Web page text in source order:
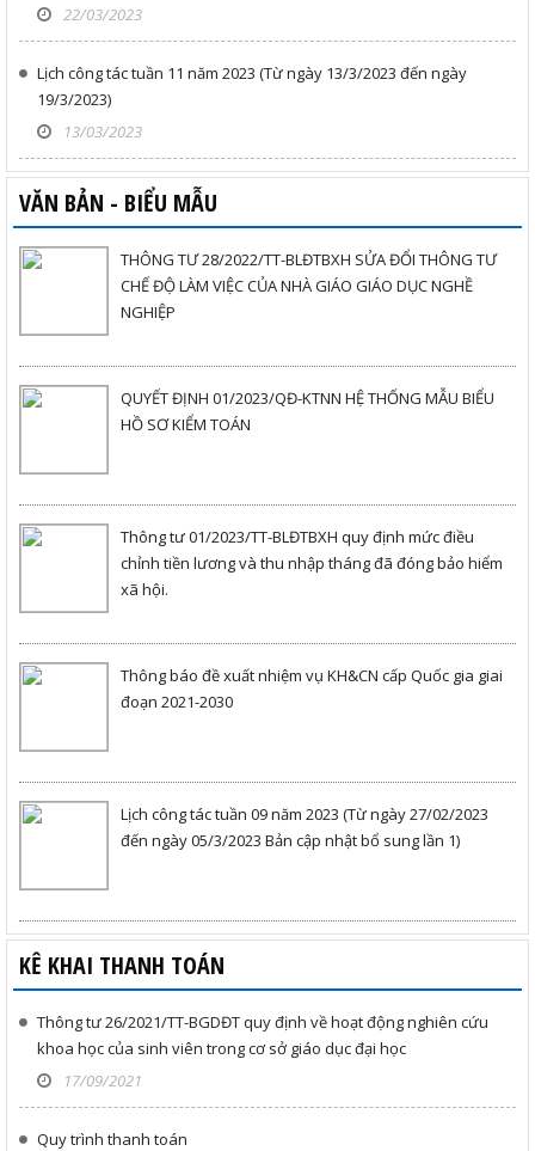
22/03/2023
Lịch công tác tuần 11 năm 2023 (Từ ngày 13/3/2023 đến ngày
19/3/2023)
13/03/2023
VĂN BẢN - BIỂU MẪU
THÔNG TƯ 28/2022/TT-BLĐTBXH SỬA ĐỔI THÔNG TƯ
CHẾ ĐỘ LÀM VIỆC CỦA NHÀ GIÁO GIÁO DỤC NGHỀ
NGHIỆP
QUYẾT ĐỊNH 01/2023/QĐ-KTNN HỆ THỐNG MẪU BIỂU
HỒ SƠ KIỂM TOÁN
Thông tư 01/2023/TT-BLĐTBXH quy định mức điều
chỉnh tiền lương và thu nhập tháng đã đóng bảo hiểm
xã hội.
Thông báo đề xuất nhiệm vụ KH&CN cấp Quốc gia giai
đoạn 2021-2030
Lịch công tác tuần 09 năm 2023 (Từ ngày 27/02/2023
đến ngày 05/3/2023 Bản cập nhật bổ sung lần 1)
KÊ KHAI THANH TOÁN
Thông tư 26/2021/TT-BGDĐT quy định về hoạt động nghiên cứu
khoa học của sinh viên trong cơ sở giáo dục đại học
17/09/2021
Quy trình thanh toán